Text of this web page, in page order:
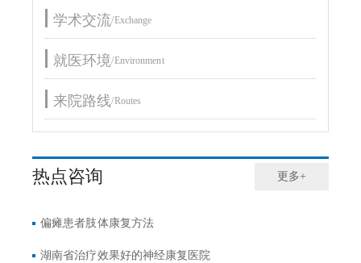
学术交流/Exchange
就医环境/Environment
来院路线/Routes
热点咨询 更多+
偏瘫患者肢体康复方法
湖南省治疗效果好的神经康复医院